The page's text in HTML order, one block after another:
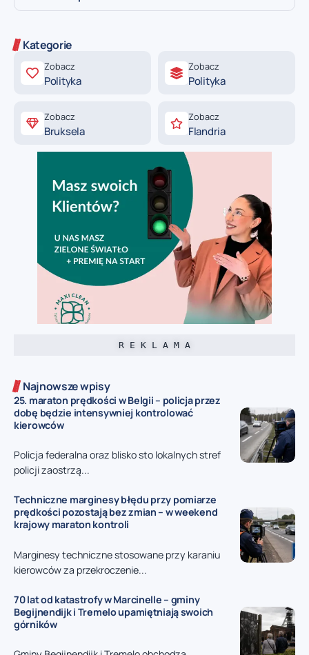
Kategorie
Zobacz
Polityka
Zobacz
Polityka
Zobacz
Bruksela
Zobacz
Flandria
R E K L A M A
Najnowsze wpisy
25. maraton prędkości w Belgii – policja przez
dobę będzie intensywniej kontrolować
kierowców
Policja federalna oraz blisko sto lokalnych stref
policji zaostrzą...
Techniczne marginesy błędu przy pomiarze
prędkości pozostają bez zmian – w weekend
krajowy maraton kontroli
Marginesy techniczne stosowane przy karaniu
kierowców za przekroczenie...
70 lat od katastrofy w Marcinelle – gminy
Begijnendijk i Tremelo upamiętniają swoich
górników